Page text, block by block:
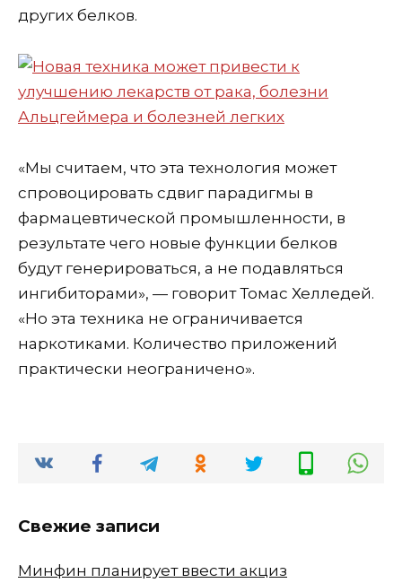
других белков.
«Мы считаем, что эта технология может
спровоцировать сдвиг парадигмы в
фармацевтической промышленности, в
результате чего новые функции белков
будут генерироваться, а не подавляться
ингибиторами», — говорит Томас Хелледей.
«Но эта техника не ограничивается
наркотиками. Количество приложений
практически неограничено».
Свежие записи
Минфин планирует ввести акциз